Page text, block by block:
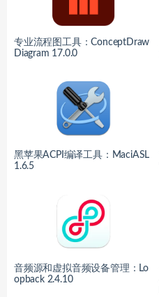
专业流程图工具：ConceptDraw
Diagram 17.0.0
黑苹果ACPI编译工具：MaciASL
1.6.5
音频源和虚拟音频设备管理：Lo
opback 2.4.10